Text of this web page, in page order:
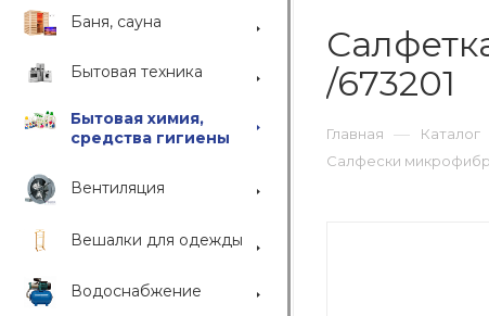
Баня, сауна
Бытовая техника
Бытовая химия,
средства гигиены
Вентиляция
Вешалки для одежды
Водоснабжение
/673201
Главная — Каталог
Салфески